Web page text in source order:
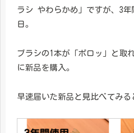
ラシ やわらかめ」ですが、3年
日。
ブラシの1本が「ポロッ」と取
に新品を購入。
早速届いた新品と見比べてみ